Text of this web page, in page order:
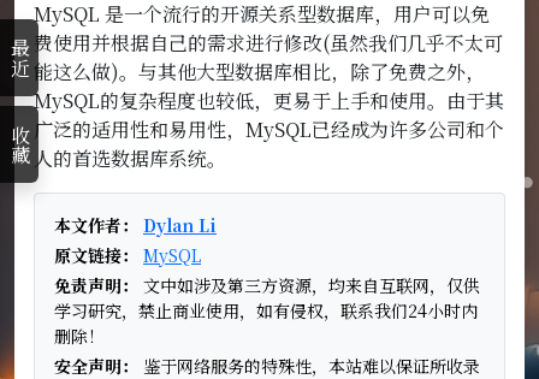
MySQL 是一个流行的开源关系型数据库，用户可以免
费使用并根据自己的需求进行修改(虽然我们几乎不太可
能这么做)。与其他大型数据库相比，除了免费之外，
MySQL的复杂程度也较低，更易于上手和使用。由于其
广泛的适用性和易用性，MySQL已经成为许多公司和个
人的首选数据库系统。
本文作者：
Dylan Li
原文链接：
MySQL
免责声明：
文中如涉及第三方资源，均来自互联网，仅供
学习研究，禁止商业使用，如有侵权，联系我们24小时内
删除！
安全声明：
鉴于网络服务的特殊性，本站难以保证所收录
最近
收藏